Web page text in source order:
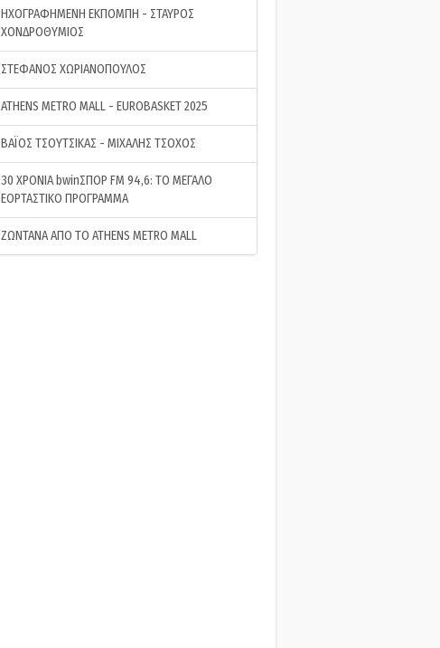
ΗΧΟΓΡΑΦΗΜΕΝΗ ΕΚΠΟΜΠΗ - ΣΤΑΥΡΟΣ
ΧΟΝΔΡΟΘΥΜΙΟΣ
ΣΤΕΦΑΝΟΣ ΧΩΡΙΑΝΟΠΟΥΛΟΣ
ATHENS METRO MALL - EUROBASKET 2025
ΒΑΪΟΣ ΤΣΟΥΤΣΙΚΑΣ - ΜΙΧΑΛΗΣ ΤΣΟΧΟΣ
30 ΧΡΟΝΙΑ bwinΣΠΟΡ FM 94,6: ΤΟ ΜΕΓΑΛΟ
ΕΟΡΤΑΣΤΙΚΟ ΠΡΟΓΡΑΜΜΑ
ΖΩΝΤΑΝΑ ΑΠΟ ΤΟ ATHENS METRO MALL